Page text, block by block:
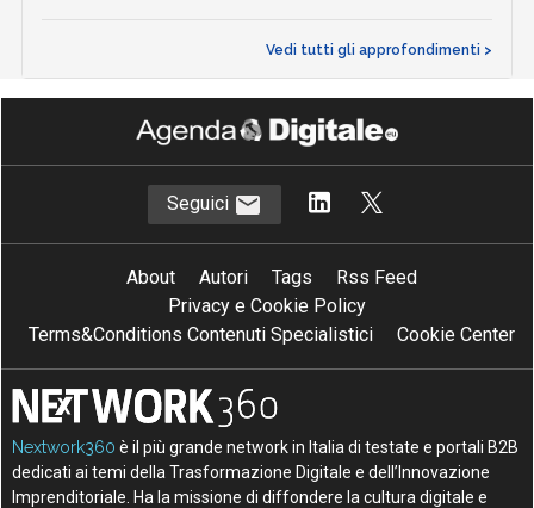
Vedi tutti gli approfondimenti >
Seguici
About Autori Tags
Rss Feed
Privacy e Cookie Policy
Terms&Conditions Contenuti Specialistici
Cookie Center
Nextwork360 è il più grande network in Italia di testate e portali B2B
dedicati ai temi della Trasformazione Digitale e dell’Innovazione
Imprenditoriale. Ha la missione di diffondere la cultura digitale e